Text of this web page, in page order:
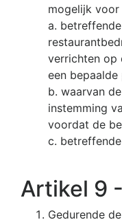
mogelijk voor
a.
verrichten op
een bepaalde
b. waarvan
instemming
voordat de
c.
Artikel 9
Gedurende